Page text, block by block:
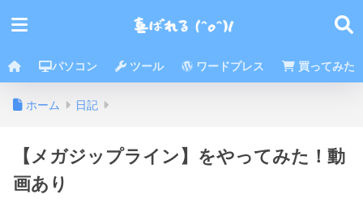
パソコン ツール ワードプレス 買ってみた
ホーム 日記
【メガジップライン】をやってみた！動
画あり